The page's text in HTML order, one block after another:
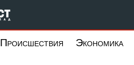
Северо-Запад
Происшествия Экономика